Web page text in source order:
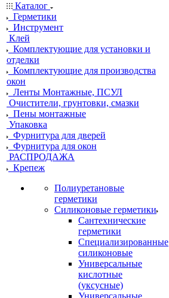
Каталог
Герметики
Инструмент
Клей
Комплектующие для установки и
отделки
Комплектующие для производства
окон
Ленты Монтажные, ПСУЛ
Очистители, грунтовки, смазки
Пены монтажные
Упаковка
Фурнитура для дверей
Фурнитура для окон
РАСПРОДАЖА
Крепеж
Полиуретановые
герметики
Силиконовые герметики
Сантехнические
герметики
Специализированные
силиконовые
Универсальные
кислотные
(уксусные)
Универсальные